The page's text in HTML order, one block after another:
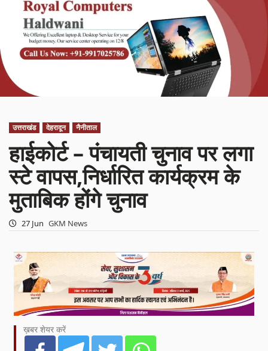
उत्तराखंड देहरादून नैनीताल
हाईकोर्ट – पंचायती चुनाव पर लगा
स्टे वापस,निर्धारित कार्यक्रम के
मुताबिक होंगे चुनाव
27 Jun GKM News
ख़बर शेयर करें